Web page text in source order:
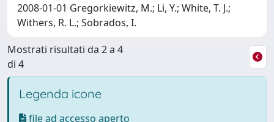
2008-01-01 Gregorkiewitz, M.; Li, Y.; White, T. J.;
Withers, R. L.; Sobrados, I.
Mostrati risultati da 2 a 4
di 4
Legenda icone
file ad accesso aperto